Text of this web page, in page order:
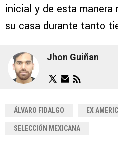
inicial y de esta manera
su casa durante tanto
Jhon Guiñan
ÁLVARO FIDALGO EX
SELECCIÓN MEXICANA